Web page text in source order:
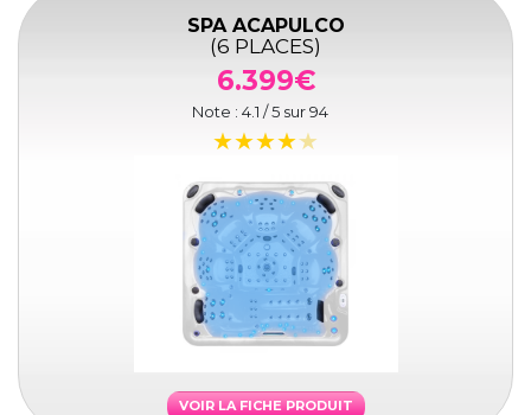
SPA ACAPULCO
(6 PLACES)
6.399€
Note : 4.1 / 5 sur94
VOIR LA FICHE PRODUIT